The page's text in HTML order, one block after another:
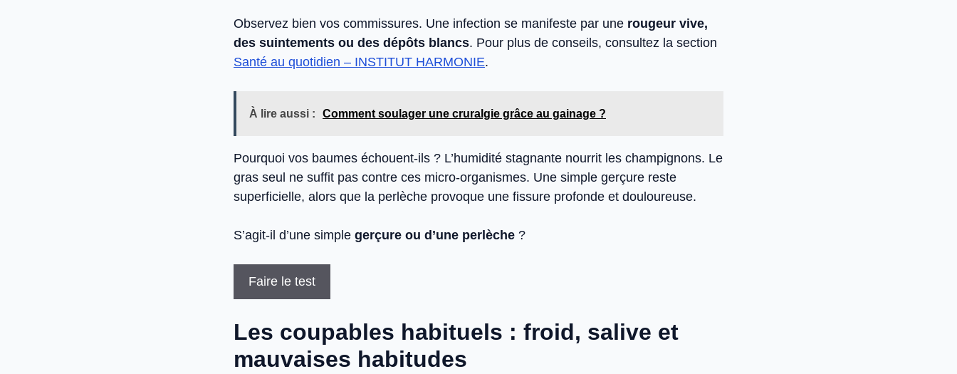
Observez bien vos commissures. Une infection se manifeste par une rougeur vive,
des suintements ou des dépôts blancs. Pour plus de conseils, consultez la section
Santé au quotidien – INSTITUT HARMONIE.
À lire aussi : Comment soulager une cruralgie grâce au gainage ?
Pourquoi vos baumes échouent-ils ? L’humidité stagnante nourrit les champignons. Le
gras seul ne suffit pas contre ces micro-organismes. Une simple gerçure reste
superficielle, alors que la perlèche provoque une fissure profonde et douloureuse.
S’agit-il d’une simple gerçure ou d’une perlèche ?
Faire le test
Les coupables habituels : froid, salive et
mauvaises habitudes